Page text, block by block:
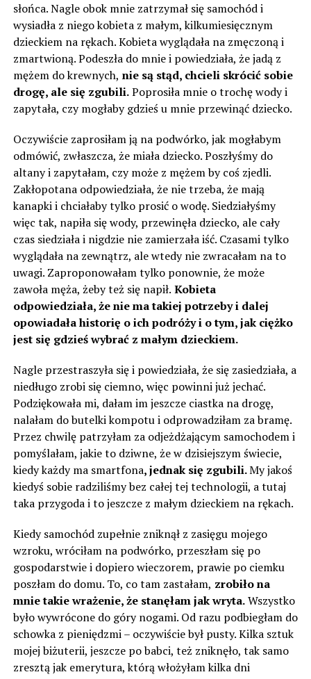
słońca. Nagle obok mnie zatrzymał się samochód i
wysiadła z niego kobieta z małym, kilkumiesięcznym
dzieckiem na rękach. Kobieta wyglądała na zmęczoną i
zmartwioną. Podeszła do mnie i powiedziała, że ​​jadą z
mężem do krewnych, nie są stąd, chcieli skrócić sobie
drogę, ale się zgubili.Poprosiła mnie o trochę wody i
zapytała, czy mogłaby gdzieś u mnie przewinąć dziecko.
Oczywiście zaprosiłam ją na podwórko, jak mogłabym
odmówić, zwłaszcza, że miała dziecko. Poszłyśmy do
altany i zapytałam, czy może z mężem by coś zjedli.
Zakłopotana odpowiedziała, że nie trzeba, że mają
kanapki i chciałaby tylko prosić o wodę. Siedziałyśmy
więc tak, napiła się wody, przewinęła dziecko, ale cały
czas siedziała i nigdzie nie zamierzała iść. Czasami tylko
wyglądała na zewnątrz, ale wtedy nie zwracałam na to
uwagi. Zaproponowałam tylko ponownie, że może
zawoła męża, żeby też się napił. Kobieta
odpowiedziała, że ​​nie ma takiej potrzeby i dalej
opowiadała historię o ich podróży i o tym, jak ciężko
jest się gdzieś wybrać z małym dzieckiem.
Nagle przestraszyła się i powiedziała, że się zasiedziała, a
niedługo zrobi się ciemno, więc powinni już jechać.
Podziękowała mi, dałam im jeszcze ciastka na drogę,
nalałam do butelki kompotu i odprowadziłam za bramę.
Przez chwilę patrzyłam za odjeżdżającym samochodem i
pomyślałam, jakie to dziwne, że w dzisiejszym świecie,
kiedy każdy ma smartfona, jednak się zgubili.My jakoś
kiedyś sobie radziliśmy bez całej tej technologii, a tutaj
taka przygoda i to jeszcze z małym dzieckiem na rękach.
Kiedy samochód zupełnie zniknął z zasięgu mojego
wzroku, wróciłam na podwórko, przeszłam się po
gospodarstwie i dopiero wieczorem, prawie po ciemku
poszłam do domu. To, co tam zastałam, zrobiło na
mnie takie wrażenie, że stanęłam jak wryta.Wszystko
było wywrócone do góry nogami. Od razu podbiegłam do
schowka z pieniędzmi – oczywiście był pusty. Kilka sztuk
mojej biżuterii, jeszcze po babci, też zniknęło, tak samo
zresztą jak emerytura, którą włożyłam kilka dni